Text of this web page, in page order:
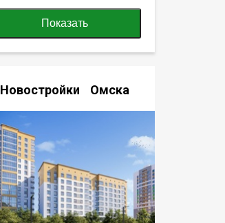
Показать
Новостройки Омска